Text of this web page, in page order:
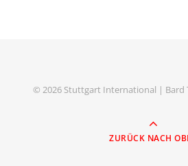
© 2026 Stuttgart International | Bard
ZURÜCK NACH